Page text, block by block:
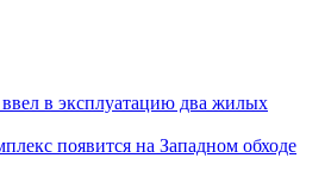
появится на Западном обходе